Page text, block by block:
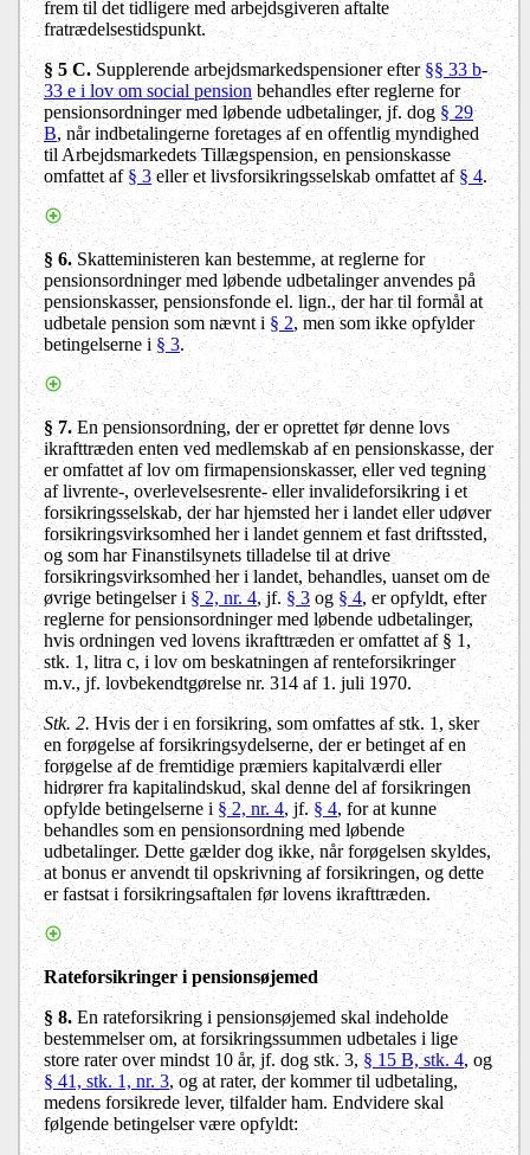
frem til det tidligere med arbejdsgiveren aftalte
fratrædelsestidspunkt.
§ 5 C. Supplerende arbejdsmarkedspensioner efter§§ 33 b-
33 e i lov om social pension behandles efter reglerne for
pensionsordninger med løbende udbetalinger, jf. dog§ 29
B, når indbetalingerne foretages af en offentlig myndighed
til Arbejdsmarkedets Tillægspension, en pensionskasse
omfattet af § 3eller et livsforsikringsselskab omfattet af § 4.
§ 6.Skatteministeren kan bestemme, at reglerne for
pensionsordninger med løbende udbetalinger anvendes på
pensionskasser, pensionsfonde el. lign., der har til formål at
udbetale pension som nævnt i§ 2, men som ikke opfylder
betingelserne i§ 3.
§ 7.En pensionsordning, der er oprettet før denne lovs
ikrafttræden enten ved medlemskab af en pensionskasse, der
er omfattet af lov om firmapensionskasser, eller ved tegning
af livrente-, overlevelsesrente- eller invalideforsikring i et
forsikringsselskab, der har hjemsted her i landet eller udøver
forsikringsvirksomhed her i landet gennem et fast driftssted,
og som har Finanstilsynets tilladelse til at drive
forsikringsvirksomhed her i landet, behandles, uanset om de
øvrige betingelser i§ 2, nr. 4, jf. § 3og § 4, er opfyldt, efter
reglerne for pensionsordninger med løbende udbetalinger,
hvis ordningen ved lovens ikrafttræden er omfattet af § 1,
stk. 1, litra c, i lov om beskatningen af renteforsikringer
m.v., jf. lovbekendtgørelse nr. 314 af 1. juli 1970.
Stk. 2.Hvis der i en forsikring, som omfattes af stk. 1, sker
en forøgelse af forsikringsydelserne, der er betinget af en
forøgelse af de fremtidige præmiers kapitalværdi eller
hidrører fra kapitalindskud, skal denne del af forsikringen
opfylde betingelserne i§ 2, nr. 4, jf.§ 4, for at kunne
behandles som en pensionsordning med løbende
udbetalinger. Dette gælder dog ikke, når forøgelsen skyldes,
at bonus er anvendt til opskrivning af forsikringen, og dette
er fastsat i forsikringsaftalen før lovens ikrafttræden.
Rateforsikringer i pensionsøjemed
§ 8.En rateforsikring i pensionsøjemed skal indeholde
bestemmelser om, at forsikringssummen udbetales i lige
store rater over mindst 10 år, jf. dog stk. 3, § 15 B, stk. 4, og
§ 41, stk. 1, nr. 3, og at rater, der kommer til udbetaling,
medens forsikrede lever, tilfalder ham. Endvidere skal
følgende betingelser være opfyldt: